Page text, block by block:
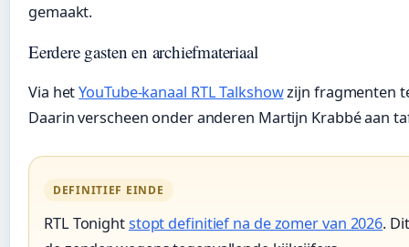
gemaakt.
Eerdere gasten en archiefmateriaal
Via hetYouTube-kanaal RTL Talkshowzijn fragmenten
Daarin verscheen onder anderen Martijn Krabbé aan
DEFINITIEF EINDE
RTL Tonightstopt definitief na de zomer van 2026.